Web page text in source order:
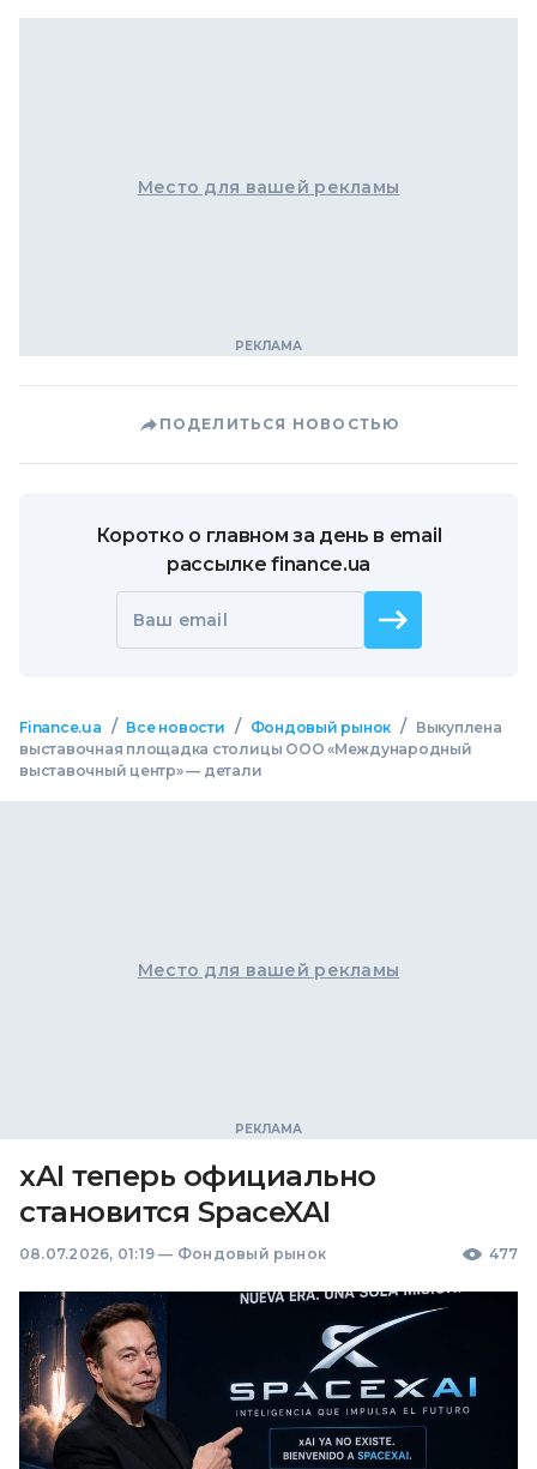
Место для вашей рекламы
ПОДЕЛИТЬСЯ НОВОСТЬЮ
Коротко о главном за день в email
рассылке finance.ua
Ваш email
Finance.ua / Все новости / Фондовый рынок /
Выкуплена
выставочная площадка столицы ООО «Международный
выставочный центр» — детали
Место для вашей рекламы
xAI теперь официально
становится SpaceXAI
08.07.2026, 01:19 — Фондовый рынок 477